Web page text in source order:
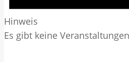
Hinweis
Es gibt keine